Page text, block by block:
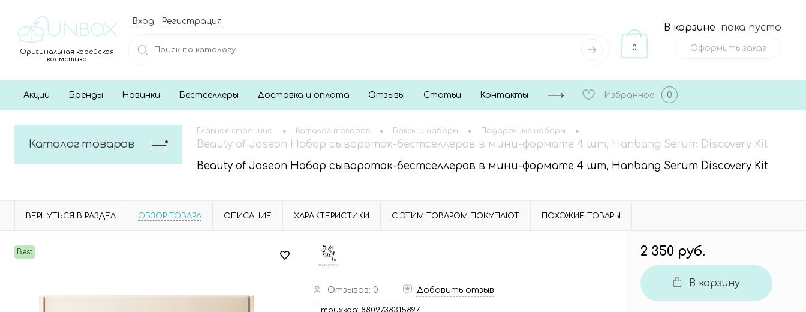
Оригинальная корейская
косметика
Вход Регистрация
0
В корзине пока пусто
Оформить заказ
Акции Бренды Новинки Бестселлеры Доставка и оплата Отзывы Статьи Контакты Избранное 0
Каталог товаров
Главная страница • Каталог товаров • Боксы и наборы • Подарочные наборы •
Beauty of Joseon Набор сывороток-бестселлеров в мини-формате 4 шт, Hanbang Serum Discovery Kit
Beauty of Joseon Набор сывороток-бестселлеров в мини-формате 4 шт, Hanbang Serum Discovery Kit
ВЕРНУТЬСЯ В РАЗДЕЛ ОБЗОР ТОВАРА ОПИСАНИЕ ХАРАКТЕРИСТИКИ С ЭТИМ ТОВАРОМ ПОКУПАЮТ ПОХОЖИЕ ТОВАРЫ
Best
Отзывов: 0 Добавить отзыв
Штрихкод: 8809738315897
2 350 руб.
В корзину